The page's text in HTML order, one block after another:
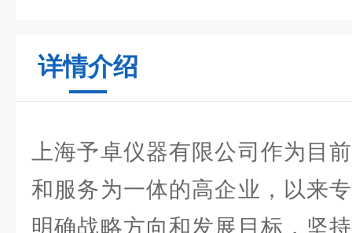
详情介绍
上海予卓仪器有限公司作为目
和服务为一体的高企业，以来
明确战略方向和发展目标，坚